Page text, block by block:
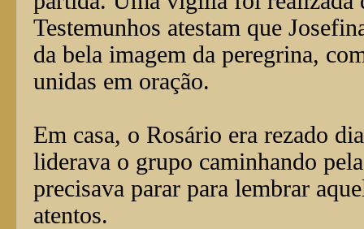
Testemunhos atestam que
da bela imagem da peregrina,
unidas em oração.
Em casa, o Rosário era rezado
liderava o grupo caminhando
precisava parar para lembrar
atentos.